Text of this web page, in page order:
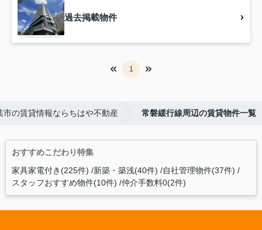
過去掲載物件
1
市の賃貸情報ならちはや不動産 常磐緩行線周辺の賃貸物件一覧
おすすめこだわり特集
家具家電付き(225件) 新築・築浅(40件) 自社管理物件(37件)
スタッフおすすめ物件(10件) 仲介手数料0(2件)